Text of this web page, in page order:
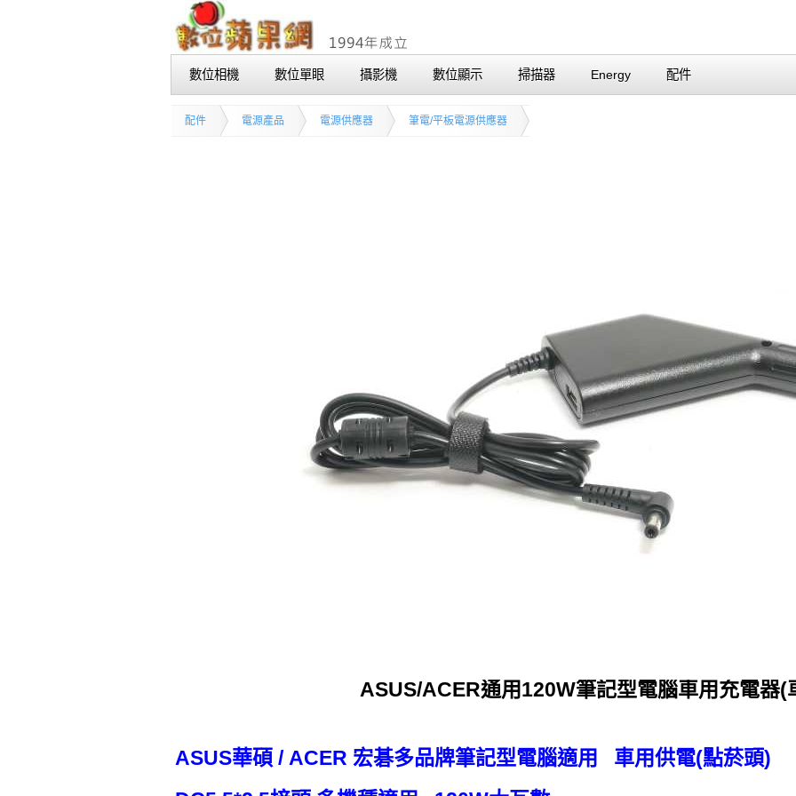
數位相機 數位單眼 攝影機 數位顯示 掃描器 Energy 配件
配件 電源產品 電源供應器 筆電/平板電源供應器
ASUS/ACER通用120W筆記型電腦車用充電器(
ASUS華碩 / ACER 宏碁多品牌筆記型電腦適用 車用供電(點菸頭)